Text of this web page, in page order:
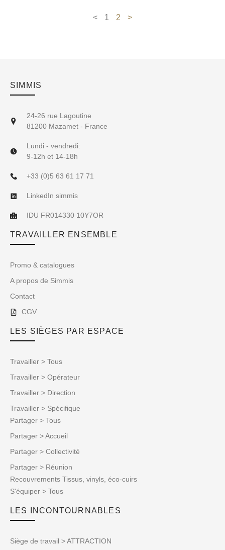
< 1 2 >
SIMMIS
24-26 rue Lagoutine
81200 Mazamet - France
Lundi - vendredi:
9-12h et 14-18h
+33 (0)5 63 61 17 71
LinkedIn simmis
IDU FR014330 10Y7OR
TRAVAILLER ENSEMBLE
Promo & catalogues
A propos de Simmis
Contact
CGV
LES SIÈGES PAR ESPACE
Travailler > Tous
Travailler > Opérateur
Travailler > Direction
Travailler > Spécifique
Partager > Tous
Partager > Accueil
Partager > Collectivité
Partager > Réunion
Recouvrements Tissus, vinyls, éco-cuirs
S'équiper > Tous
LES INCONTOURNABLES
Siège de travail > ATTRACTION